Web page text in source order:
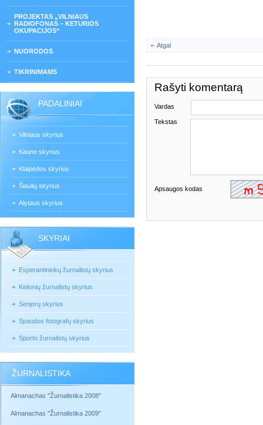
PROJEKTAS „VILNIAUS
RADIOFONAS – KETURIOS
OKUPACIJOS“
NUORODOS
TIKRINIMAMS
PADALINIAI
Vilniaus skyrius
Kauno skyrius
Klaipėdos skyrius
Šiaulių skyrius
Alytaus skyrius
SKYRIAI
Esperantininkų žurnalistų skyrius
Kelionių žurnalistų skyrius
Senjorų skyrius
Spaudos fotografų skyrius
Sporto žurnalistų skyrius
ŽURNALISTIKA
Almanachas "Žurnalistika 2008"
Almanachas "Žurnalistika 2009"
Atgal
Rašyti komentarą
Vardas
Tekstas
Apsaugos kodas